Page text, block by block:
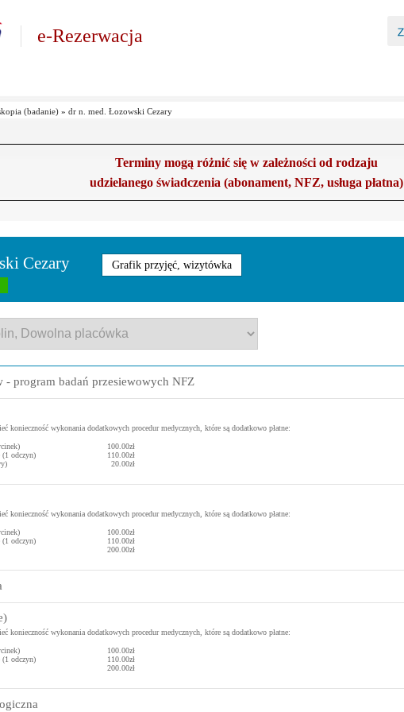
e-Rezerwacja
(badanie) » dr n. med. Łozowski Cezary
Terminy mogą różnić się w zależności od rodzaju
udzielanego świadczenia (abonament, NFZ, usługa płatna)
Cezary Grafik przyjęć, wizytówka
- program badań przesiewowych NFZ
konieczność wykonania dodatkowych procedur medycznych, które są dodatkowo płatne:
100.00zł
(1 odczyn)
110.00zł
20.00zł
konieczność wykonania dodatkowych procedur medycznych, które są dodatkowo płatne:
100.00zł
(1 odczyn)
110.00zł
200.00zł
konieczność wykonania dodatkowych procedur medycznych, które są dodatkowo płatne:
100.00zł
(1 odczyn)
110.00zł
200.00zł